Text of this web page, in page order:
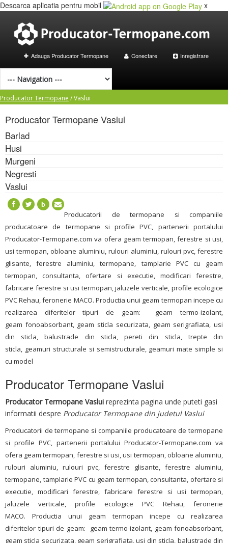
Descarca aplicatia pentru mobil x
Adauga Producator Termopane Conectare Inregistrare
Producator Termopane /Vaslui
Producator TermopaneVaslui
Barlad
Husi
Murgeni
Negresti
Vaslui
b
Producatorii de termopane si companiile
producatoare de termopane si profile PVC, partenerii portalului
Producator-Termopane.com va ofera geam termopan, ferestre si usi,
usi termopan, obloane aluminiu, rulouri aluminiu, rulouri pvc, ferestre
glisante, ferestre aluminiu, termopane, tamplarie PVC cu geam
termopan, consultanta, ofertare si executie, modificari ferestre,
fabricare ferestre si usi termopan, jaluzele verticale, profile ecologice
PVC Rehau, feronerie MACO. Productia unui geam termopan incepe cu
realizarea diferitelor tipuri de geam: geam termo-izolant,
geam fonoabsorbant, geam sticla securizata, geam serigrafiata, usi
din sticla, balustrade din sticla, pereti din sticla, trepte din
sticla, geamuri structurale si semistructurale, geamuri mate simple si
cu model
Producator Termopane Vaslui
Producator Termopane Vaslui reprezinta pagina unde puteti gasi
informatii despre Producator Termopane din judetul Vaslui
Producatorii de termopane si companiile producatoare de termopane
si profile PVC, partenerii portalului Producator-Termopane.com va
ofera geam termopan, ferestre si usi, usi termopan, obloane aluminiu,
rulouri aluminiu, rulouri pvc, ferestre glisante, ferestre aluminiu,
termopane, tamplarie PVC cu geam termopan, consultanta, ofertare si
executie, modificari ferestre, fabricare ferestre si usi termopan,
jaluzele verticale, profile ecologice PVC Rehau, feronerie
MACO. Productia unui geam termopan incepe cu realizarea
diferitelor tipuri de geam: geam termo-izolant, geam fonoabsorbant,
geam sticla securizata, geam serigrafiata, usi din sticla, balustrade din